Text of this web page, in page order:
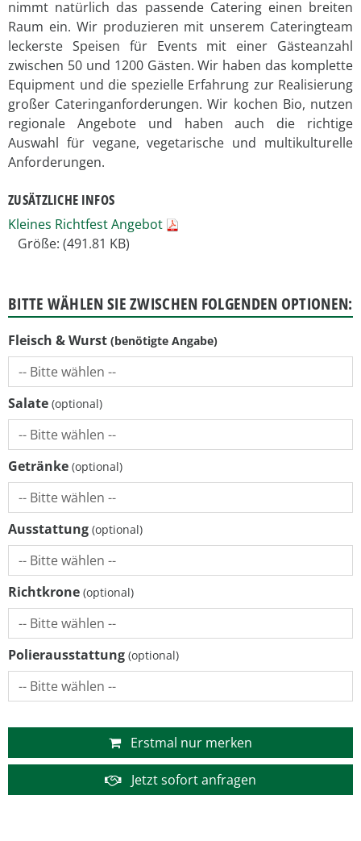
nimmt natürlich das passende Catering einen breiten
Raum ein. Wir produzieren mit unserem Cateringteam
leckerste Speisen für Events mit einer Gästeanzahl
zwischen 50 und 1200 Gästen. Wir haben das komplette
Equipment und die spezielle Erfahrung zur Realisierung
großer Cateringanforderungen. Wir kochen Bio, nutzen
regionale Angebote und haben auch die richtige
Auswahl für vegane, vegetarische und multikulturelle
Anforderungen.
ZUSÄTZLICHE INFOS
Kleines Richtfest Angebot
Größe: (491.81 KB)
BITTE WÄHLEN SIE ZWISCHEN FOLGENDEN OPTIONEN:
Fleisch & Wurst
Salate
Getränke
Ausstattung
Richtkrone
Polierausstattung
Erstmal nur merken
Jetzt sofort anfragen